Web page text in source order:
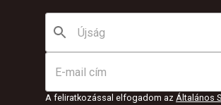
A feliratkozással elfogadom az Általános